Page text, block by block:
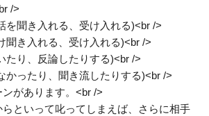
/>
を聞き入れる、受け入れる)<br />
聞き入れる、受け入れる)<br />
たり、反論したりする)<br />
かったり、聞き流したりする)<br />
があります。<br />
らといって叱ってしまえば、さらに相手